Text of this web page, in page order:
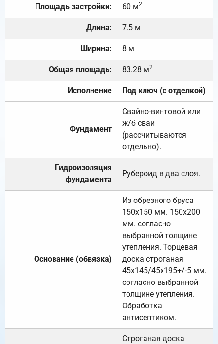
Площадь застройки: 60 м2
Длина: 7.5 м
Ширина: 8 м
Общая площадь: 83.28 м2
Исполнение Под ключ (с отделкой)
Фундамент
Свайно-винтовой или
ж/б сваи
(рассчитываются
отдельно).
Гидроизоляция
фундамента
Рубероид в два слоя.
Основание (обвязка)
Из обрезного бруса
150х150 мм. 150х200
мм. согласно
выбранной толщине
утепления. Торцевая
доска строганая
45х145/45х195+/-5 мм.
согласно выбранной
толщине утепления.
Обработка
антисептиком.
Строганая доска